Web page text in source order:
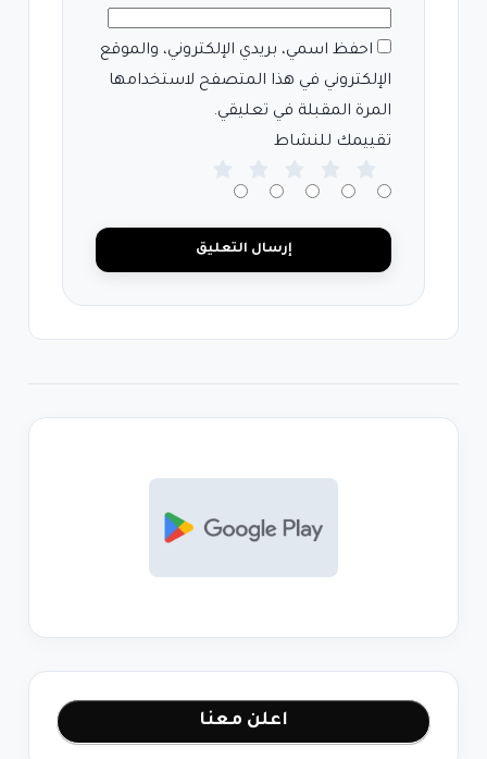
احفظ اسمي، بريدي الإلكتروني، والموقع
الإلكتروني في هذا المتصفح لاستخدامها
المرة المقبلة في تعليقي.
تقييمك للنشاط
اعلن معنا